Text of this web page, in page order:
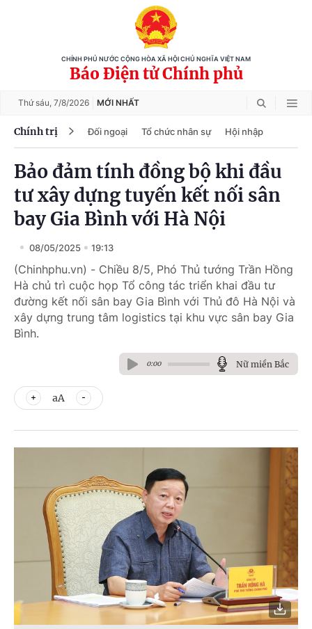
CHÍNH PHỦ NƯỚC CỘNG HÒA XÃ HỘI CHỦ NGHĨA VIỆT NAM
Báo Điện tử Chính phủ
Thứ sáu, 7/8/2026 MỚI NHẤT
Chính trị Đối ngoại Tổ chức nhân sự Hội nhập
Bảo đảm tính đồng bộ khi đầu
tư xây dựng tuyến kết nối sân
bay Gia Bình với Hà Nội
08/05/2025 19:13
(Chinhphu.vn) - Chiều 8/5, Phó Thủ tướng Trần Hồng
Hà chủ trì cuộc họp Tổ công tác triển khai đầu tư
đường kết nối sân bay Gia Bình với Thủ đô Hà Nội và
xây dựng trung tâm logistics tại khu vực sân bay Gia
Bình.
0:00 Nữ miền Bắc
aA